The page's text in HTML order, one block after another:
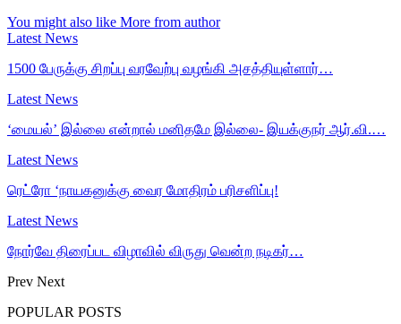
You might also like More from author
Latest News
1500 பேருக்கு சிறப்பு வரவேற்பு வழங்கி அசத்தியுள்ளார்…
Latest News
‘மையல்’ இல்லை என்றால் மனிதமே இல்லை- இயக்குநர் ஆர்.வி.…
Latest News
ரெட்ரோ ‘நாயகனுக்கு வைர மோதிரம் பரிசளிப்பு!
Latest News
நோர்வே திரைப்பட விழாவில் விருது வென்ற நடிகர்…
Prev Next
POPULAR POSTS